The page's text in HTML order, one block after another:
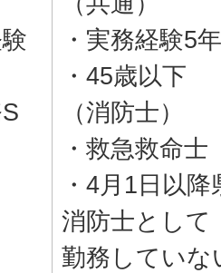
・実務経験5
・45歳以下
（消防士）
・救急救命士
・4月1日以
消防士として
勤務していな